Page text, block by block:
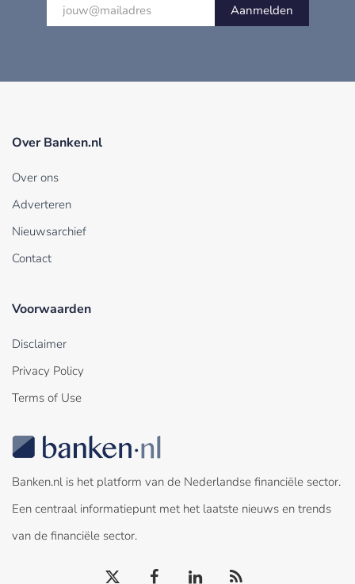
Aanmelden
Over Banken.nl
Over ons
Adverteren
Nieuwsarchief
Contact
Voorwaarden
Disclaimer
Privacy Policy
Terms of Use
Banken.nl is het platform van de Nederlandse financiële sector.
Een centraal informatiepunt met het laatste nieuws en trends
van de financiële sector.